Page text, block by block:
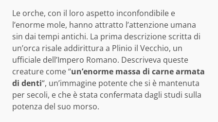
Le orche, con il loro aspetto inconfondibile e
l’enorme mole, hanno attratto l’attenzione umana
sin dai tempi antichi. La prima descrizione scritta di
un’orca risale addirittura a Plinio il Vecchio, un
ufficiale dell’Impero Romano. Descriveva queste
creature come “un’enorme massa di carne armata
di denti“, un’immagine potente che si è mantenuta
per secoli, e che è stata confermata dagli studi sulla
potenza del suo morso.